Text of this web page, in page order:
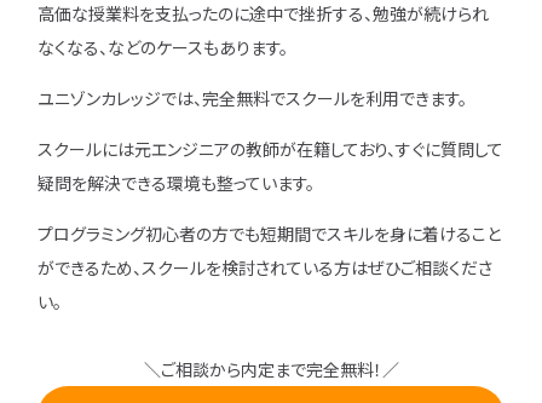
高価な授業料を支払ったのに途中で挫折する、勉強が続けられ
なくなる、などのケースもあります。
ユニゾンカレッジでは、完全無料でスクールを利用できます。
スクールには元エンジニアの教師が在籍しており、すぐに質問して
疑問を解決できる環境も整っています。
プログラミング初心者の方でも短期間でスキルを身に着けること
ができるため、スクールを検討されている方はぜひご相談くださ
い。
＼ご相談から内定まで完全無料！／